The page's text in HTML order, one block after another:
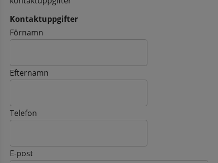
Kontaktuppgifter
Kontaktuppgifter
Förnamn
Efternamn
Telefon
E-post